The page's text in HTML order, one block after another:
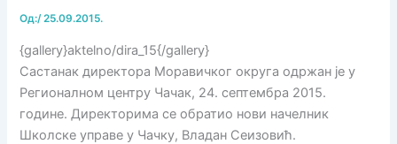
Од:/25.09.2015.
{gallery}aktelno/dira_15{/gallery}
Састанак директора Моравичког округа одржан је у
Регионалном центру Чачак, 24. септембра 2015.
године. Директорима се обратио нови начелник
Школске управе у Чачку, Владан Сеизовић.